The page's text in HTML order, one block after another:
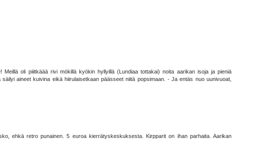
oli piiitkäää rivi mökillä kyökin hyllyillä (Lundiaa tottakai) noita aarikan isoja ja pieniä
aineet kuivina eikä hiirulaisetkaan päässeet niitä popsimaan. - Ja entäs nuo uunivuoat,
ehkä retro punainen. 5 euroa kierrätyskeskuksesta. Kirpparit on ihan parhaita. Aarikan